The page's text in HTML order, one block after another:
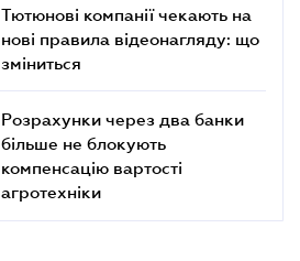
Тютюнові компанії чекають на
нові правила відеонагляду: що
зміниться
Розрахунки через два банки
більше не блокують
компенсацію вартості
агротехніки